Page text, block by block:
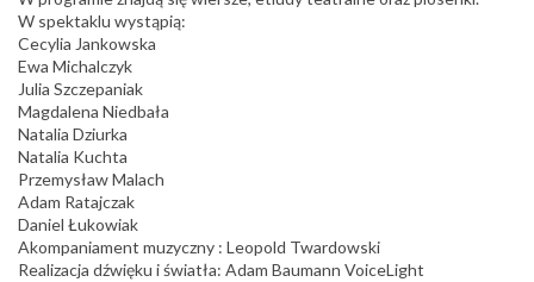
W spektaklu wystąpią:
Cecylia Jankowska
Ewa Michalczyk
Julia Szczepaniak
Magdalena Niedbała
Natalia Dziurka
Natalia Kuchta
Przemysław Malach
Adam Ratajczak
Daniel Łukowiak
Akompaniament muzyczny : Leopold Twardowski
Realizacja dźwięku i światła: Adam Baumann VoiceLight